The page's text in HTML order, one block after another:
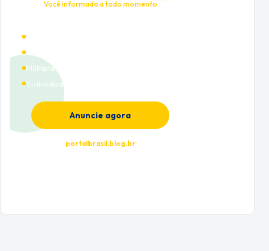
Você informado a todo momento
Múltiplas categorias
Visibilidade premium
Anuncie agora
portalbrasil.blog.br